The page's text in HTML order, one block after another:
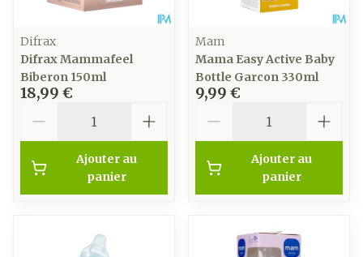
Difrax
Difrax Mammafeel
Biberon 150ml
18,99 €
Ajouter au
panier
Mam
Mama Easy Active Baby
Bottle Garcon 330ml
9,99 €
Ajouter au
panier